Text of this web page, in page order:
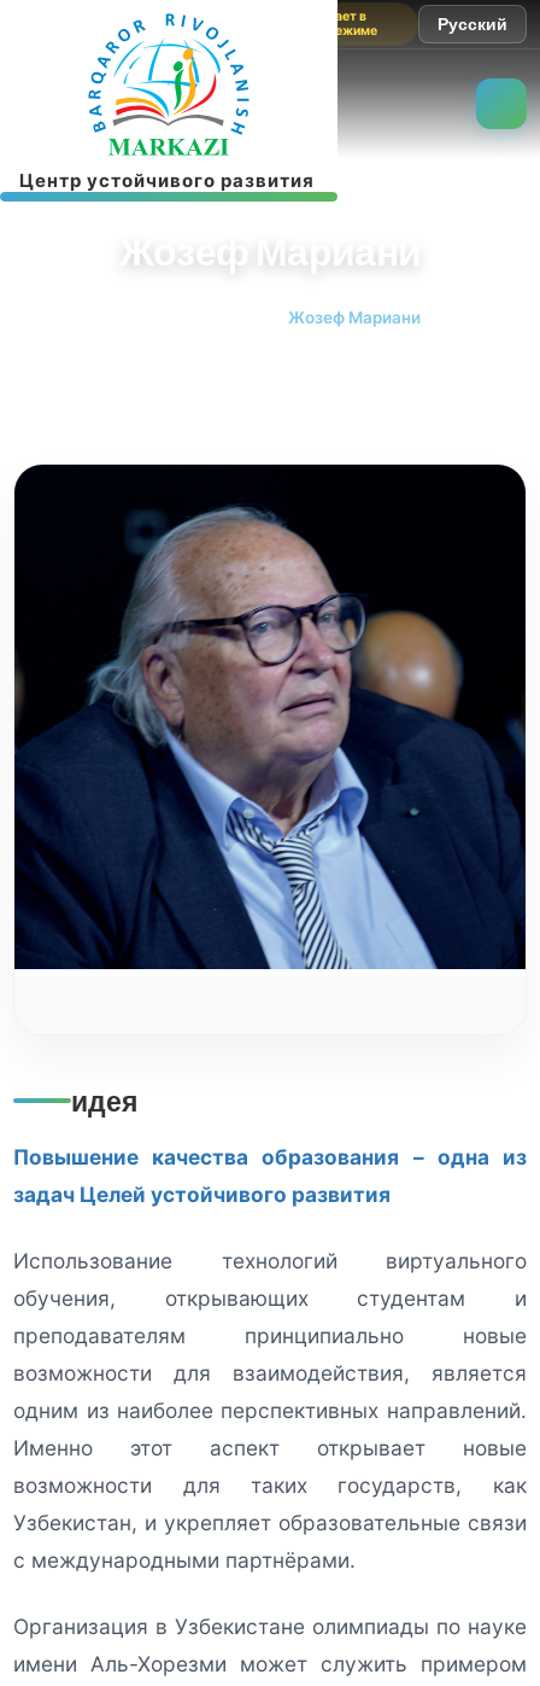
Центр устойчивого развития
Сайт работает в
тестовом режиме
Русский
Жозеф Мариани
Жозеф Мариани
идея
Повышение качества образования – одна из
задач Целей устойчивого развития
Использование технологий виртуального
обучения, открывающих студентам и
преподавателям принципиально новые
возможности для взаимодействия, является
одним из наиболее перспективных направлений.
Именно этот аспект открывает новые
возможности для таких государств, как
Узбекистан, и укрепляет образовательные связи
с международными партнёрами.
Организация в Узбекистане олимпиады по науке
имени Аль-Хорезми может служить примером